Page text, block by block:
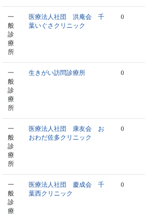
一
般
診
療
所
医療法人社団 洪庵会 千
葉いぐさクリニック
0
一
般
診
療
所
生きがい訪問診療所 0
一
般
診
療
所
医療法人社団 康友会 お
おわだ佐多クリニック
0
一
般
診
療
医療法人社団 慶成会 千
葉西クリニック
0